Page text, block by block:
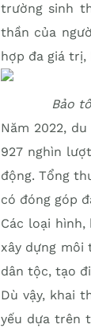
trường sinh
thần của
hợp đa giá
Bảo
Năm 2022,
927 nghìn
động. Tổng
có đóng góp
Các loại
xây dựng môi
dân tộc, tạo
Dù vậy, khai
yếu dựa trên